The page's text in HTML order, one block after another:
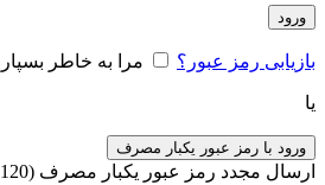
ورود
بازیابی رمز عبور؟ مرا به خاطر بسپار
یا
ورود با رمز عبور یکبار مصرف
ارسال مجدد رمز عبور یکبار مصرف (00:
120